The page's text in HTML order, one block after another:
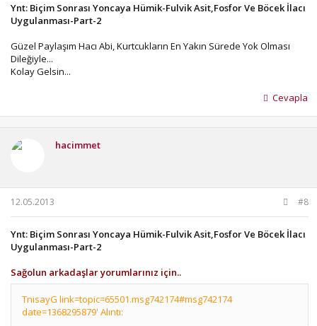
Ynt: Biçim Sonrası Yoncaya Hümik-Fulvik Asit,Fosfor Ve Böcek İlacı
Uygulanması-Part-2
Güzel Paylaşım Hacı Abi, Kurtcukların En Yakın Sürede Yok Olması
Dileğiyle...
Kolay Gelsin...
Cevapla
hacimmet
12.05.2013 #8
Ynt: Biçim Sonrası Yoncaya Hümik-Fulvik Asit,Fosfor Ve Böcek İlacı
Uygulanması-Part-2
Sağolun arkadaşlar yorumlarınız için..
TnisayG link=topic=65501.msg742174#msg742174
date=1368295879' Alıntı: